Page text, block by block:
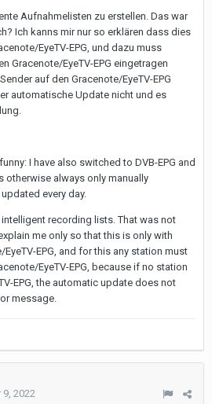
Aufnahmelisten zu erstellen. Das war
Ich kanns mir nur so erklären dass dies
EyeTV-EPG, und dazu muss
Gracenote/EyeTV-EPG eingetragen
auf den Gracenote/EyeTV-EPG
automatische Update nicht und es
I have also switched to DVB-EPG and
otherwise always only manually
every day.
recording lists. That was not
me only so that this is only with
EPG, and for this any station must
EyeTV-EPG, because if no station
EPG, the automatic update does not
message.
2022